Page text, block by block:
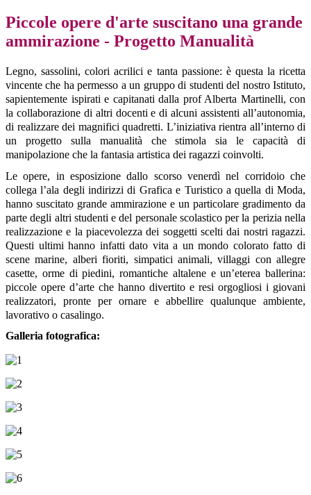
Piccole opere d'arte suscitano una grande
ammirazione - Progetto Manualità
Legno, sassolini, colori acrilici e tanta passione: è questa la ricetta
vincente che ha permesso a un gruppo di studenti del nostro Istituto,
sapientemente ispirati e capitanati dalla prof Alberta Martinelli, con
la collaborazione di altri docenti e di alcuni assistenti all’autonomia,
di realizzare dei magnifici quadretti. L’iniziativa rientra all’interno di
un progetto sulla manualità che stimola sia le capacità di
manipolazione che la fantasia artistica dei ragazzi coinvolti.
Le opere, in esposizione dallo scorso venerdì nel corridoio che
collega l’ala degli indirizzi di Grafica e Turistico a quella di Moda,
hanno suscitato grande ammirazione e un particolare gradimento da
parte degli altri studenti e del personale scolastico per la perizia nella
realizzazione e la piacevolezza dei soggetti scelti dai nostri ragazzi.
Questi ultimi hanno infatti dato vita a un mondo colorato fatto di
scene marine, alberi fioriti, simpatici animali, villaggi con allegre
casette, orme di piedini, romantiche altalene e un’eterea ballerina:
piccole opere d’arte che hanno divertito e resi orgogliosi i giovani
realizzatori, pronte per ornare e abbellire qualunque ambiente,
lavorativo o casalingo.
Galleria fotografica: